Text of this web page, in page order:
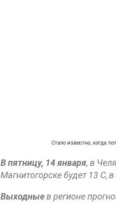
Стало известно, когда
В пятницу, 14 января, в
Магнитогорске будет 13 С,
Выходныев регионе